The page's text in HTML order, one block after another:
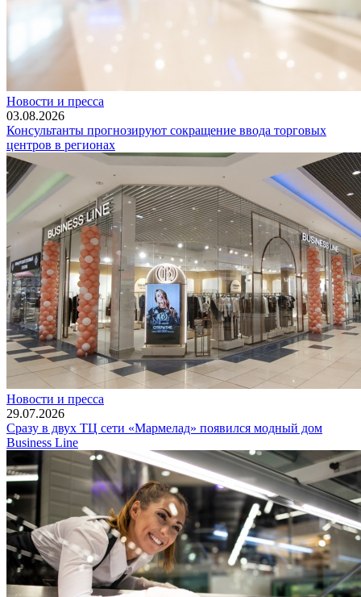
Новости и пресса
03.08.2026
Консультанты прогнозируют сокращение ввода торговых
центров в регионах
Новости и пресса
29.07.2026
Сразу в двух ТЦ сети «Мармелад» появился модный дом
Business Line